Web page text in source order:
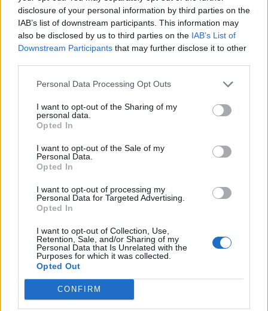
disclosure of your personal information by third parties on the
IAB’s list of downstream participants. This information may
also be disclosed by us to third parties on the IAB’s List of
Downstream Participants that may further disclose it to other
Personal Data Processing Opt Outs
I want to opt-out of the Sharing of my
personal data.
Opted In
I want to opt-out of the Sale of my
Personal Data.
Opted In
I want to opt-out of processing my
Personal Data for Targeted Advertising.
Opted In
I want to opt-out of Collection, Use,
Retention, Sale, and/or Sharing of my
Personal Data that Is Unrelated with the
Purposes for which it was collected.
Opted Out
CONFIRM